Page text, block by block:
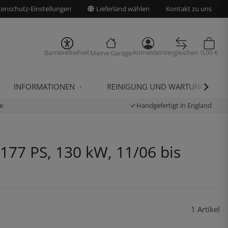
Einstellungen Lieferland wählen Kontakt zu uns
BarrierefreiheitMeine GarageAnmeldenVergleichen 0,00 €
INFORMATIONEN REINIGUNG UND WARTUNG
Handgefertigt in England
PS, 130 kW, 11/06 bis
1 Artikel